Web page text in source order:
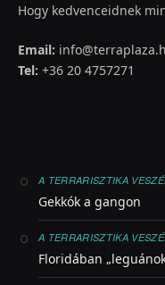
Hogy kedvenceidnek
Email:
Tel: +36 20 4757271
A TERRARISZTIKA
Gekkók a gangon
A TERRARISZTIKA
Floridában